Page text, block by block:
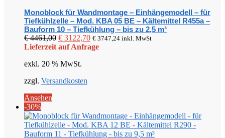
Monoblock für Wandmontage – Einhängemodell – für
Tiefkühlzelle – Mod. KBA 05 BE – Kältemittel R455a –
Bauform 10 – Tiefkühlung – bis zu 2,5 m³
€4461,00 Ursprünglicher
Preis
€ 4461,00
€ 3122,70Aktueller
Preis
€ 3747,24 inkl. MwSt
Lieferzeit auf Anfrage
exkl. 20 % MwSt.
zzgl. Versandkosten
Ansehen
-30%